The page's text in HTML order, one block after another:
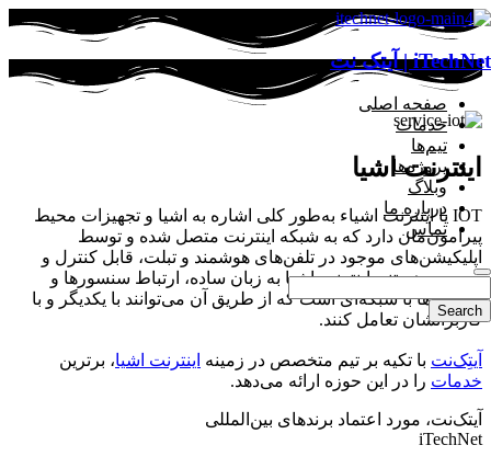
iTechNet | آیتک نت
صفحه اصلی
خدمات
تیم‌ها
پروژه‌ها
وبلاگ
درباره ما
تماس
اینترنت اشیا
IOT یا اینترنت اشیاء به‌طور کلی اشاره به اشیا و تجهیزات محیط
پیرامون‌مان دارد که به شبکه اینترنت متصل شده و توسط
اپلیکیشن‌های موجود در تلفن‌های هوشمند و تبلت، قابل کنترل و
مدیریت هستند. اینترنت اشیا به زبان ساده، ارتباط سنسورها و
دستگاه‌ها با شبکه‌ای است که از طریق آن می‌توانند با یکدیگر و با
کاربرانشان تعامل کنند.
آیتِک‌نت با تکیه بر تیم متخصص در زمینه اینترنت اشیا، برترین
خدمات را در این حوزه ارائه می‌دهد.
آیتک‌نت، مورد اعتماد برندهای بین‌المللی
iTechNet